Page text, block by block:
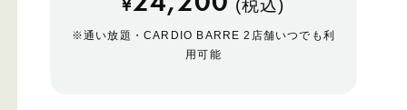
¥ (税込)
※通い放題・CARDIO BARRE 2店舗いつでも利
用可能